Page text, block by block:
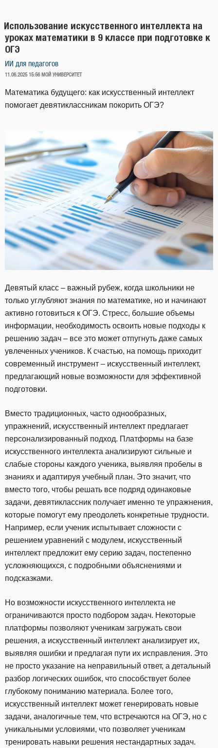
Использование искусственного интеллекта на
уроках математики в 9 классе при подготовке к
ОГЭ
ИИ для педагогов
ОПУБЛИКОВАНО
11.06.2025 15:56 МОЙ УНИВЕРСИТЕТ
Математика будущего: как искусственный интеллект
помогает девятиклассникам покорить ОГЭ?
Девятый класс – важный рубеж, когда школьники не
только углубляют знания по математике, но и начинают
активно готовиться к ОГЭ. Стресс, большие объемы
информации, необходимость освоить новые подходы к
решению задач – все это может отпугнуть даже самых
увлеченных учеников. К счастью, на помощь приходит
современный инструмент – искусственный интеллект,
предлагающий новые возможности для эффективной
подготовки.
Вместо традиционных, часто однообразных,
упражнений, искусственный интеллект предлагает
персонализированный подход. Платформы на базе
искусственного интеллекта анализируют сильные и
слабые стороны каждого ученика, выявляя пробелы в
знаниях и адаптируя учебный план. Это значит, что
вместо того, чтобы решать все подряд одинаковые
задачи, девятиклассник получает именно те упражнения,
которые помогут ему преодолеть конкретные трудности.
Например, если ученик испытывает сложности с
решением уравнений с модулем, искусственный
интеллект предложит ему серию задач, постепенно
усложняющихся, с подробными объяснениями и
подсказками.
Но возможности искусственного интеллекта не
ограничиваются просто подбором задач. Некоторые
платформы позволяют ученикам загружать свои
решения, а искусственный интеллект анализирует их,
выявляя ошибки и предлагая пути их исправления. Это
не просто указание на неправильный ответ, а детальный
разбор логических ошибок, что способствует более
глубокому пониманию материала. Более того,
искусственный интеллект может генерировать новые
задачи, аналогичные тем, что встречаются на ОГЭ, но с
уникальными условиями, что позволяет ученикам
тренировать навыки решения нестандартных задач.